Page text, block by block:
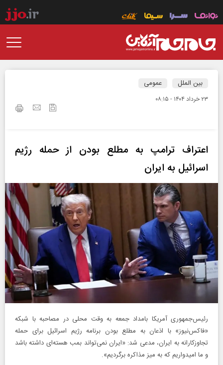
بین الملل عمومی
۲۳ خرداد ۱۴۰۴ - ۰۸:۱۵
اعتراف ترامپ به مطلع بودن از حمله رژیم
اسرائیل به ایران
رئیس‌جمهوری آمریکا بامداد جمعه به وقت محلی در مصاحبه با شبکه
«فاکس‌نیوز» با اذعان به مطلع بودن برنامه رژیم اسرائیل برای حمله
تجاوزکارانه به ایران، مدعی شد: «ایران نمی‌تواند بمب هسته‌ای داشته باشد
و ما امیدواریم که به میز مذاکره برگردیم».